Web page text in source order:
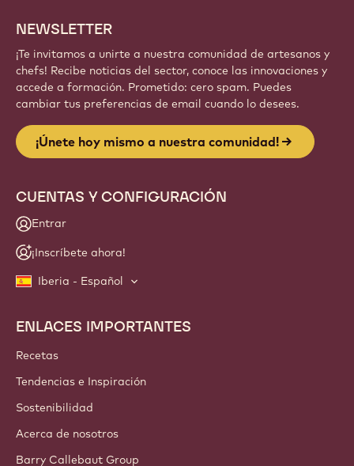
NEWSLETTER
¡Te invitamos a unirte a nuestra comunidad de artesanos y
chefs! Recibe noticias del sector, conoce las innovaciones y
accede a formación. Prometido: cero spam. Puedes
cambiar tus preferencias de email cuando lo desees.
¡Únete hoy mismo a nuestra comunidad!
CUENTAS Y CONFIGURACIÓN
Entrar
¡Inscríbete ahora!
Iberia - Español
Footer
Callebaut
ENLACES IMPORTANTES
Recetas
Tendencias e Inspiración
Sostenibilidad
Acerca de nosotros
Barry Callebaut Group